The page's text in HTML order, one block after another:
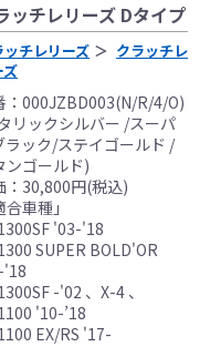
ッチレリーズ Dタイプ
ッチレリーズ
クラッチレ
ズ
：000JZBD003(N/R/4/O)
リックシルバー /スーパ
ラック/ステイゴールド /
ンゴールド)
：30,800円(税込)
合車種」
'03-'18
SUPER BOLD'OR
'18
-'02 、X-4 、
'10-’18
EX/RS '17-
トにおけるスポ
を目的としてお
ません。
に対応するわけ
主催者が発行す
様ご自身の判断
。
格と知識・経験
サービスマニュア
り付けを行って
他で起きた全て